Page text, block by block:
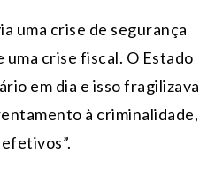
uma crise de segurança
uma crise fiscal. O Estado
em dia e isso fragilizava
à criminalidade,